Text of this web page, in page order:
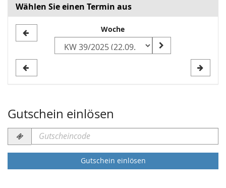
Wählen Sie einen Termin aus
zur
Woche
Gutschein einlösen
Gutscheincode
erforderlich
Gutschein einlösen